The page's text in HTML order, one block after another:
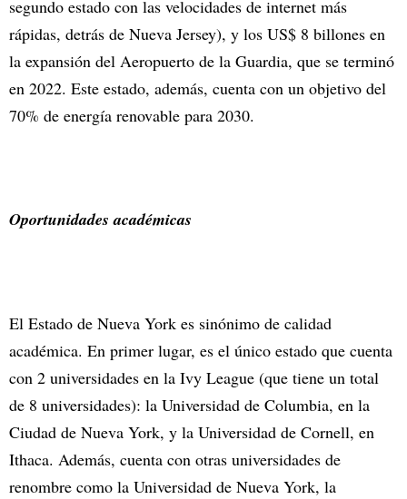
segundo estado con las velocidades de internet más
rápidas, detrás de Nueva Jersey), y los US$ 8 billones en
la expansión del Aeropuerto de la Guardia, que se terminó
en 2022. Este estado, además, cuenta con un objetivo del
70% de energía renovable para 2030.
Oportunidades académicas
El Estado de Nueva York es sinónimo de calidad
académica. En primer lugar, es el único estado que cuenta
con 2 universidades en la Ivy League (que tiene un total
de 8 universidades): la Universidad de Columbia, en la
Ciudad de Nueva York, y la Universidad de Cornell, en
Ithaca. Además, cuenta con otras universidades de
renombre como la Universidad de Nueva York, la